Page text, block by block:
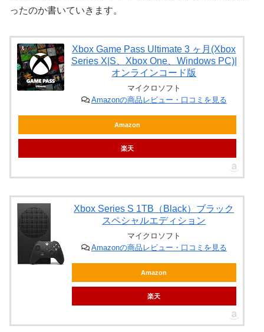
ったのか書いていきます。
Xbox Game Pass Ultimate 3 ヶ月(Xbox
Series X|S、Xbox One、Windows PC)|
オンラインコード版
マイクロソフト
Amazonの商品レビュー・口コミを見る
Amazon
楽天
Xbox Series S 1TB（Black）ブラック
スペシャルエディション
マイクロソフト
Amazonの商品レビュー・口コミを見る
Amazon
楽天